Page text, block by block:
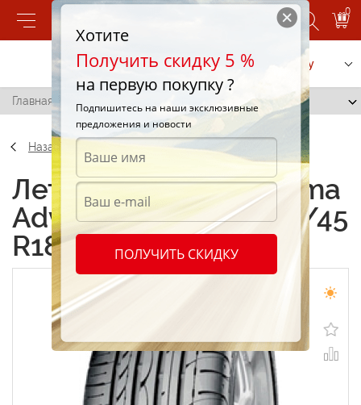
0
Позвонить Заказать услугу
Главная / Yokohama Advan Sport V103 245/45 R18 96Y
Назад
Летние шины Yokohama
Advan Sport V103 245/45
R18 96Y
Хотите
Получить скидку 5 %
на первую покупку ?
Подпишитесь на наши эксклюзивные
предложения и новости
ПОЛУЧИТЬ СКИДКУ